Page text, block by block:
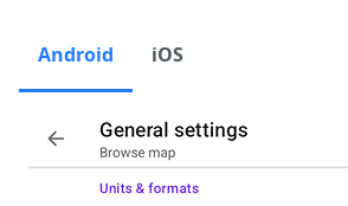
Android iOS